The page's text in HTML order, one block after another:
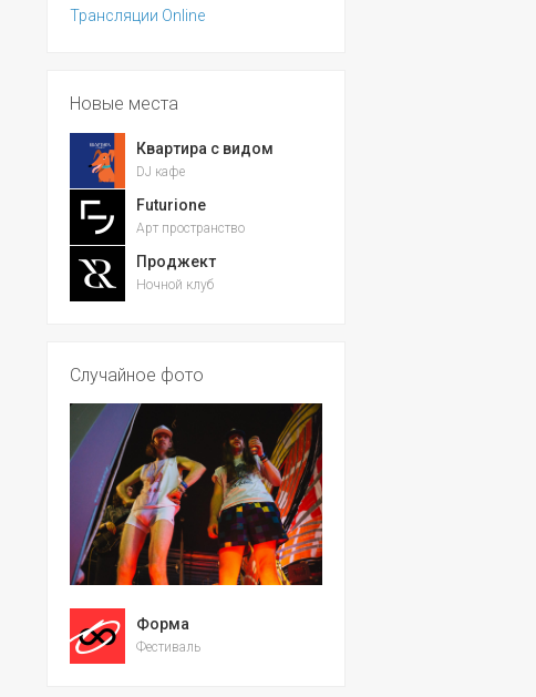
Трансляции Online
Новые места
Квартира с видом
DJ кафе
Futurione
Арт пространство
Проджект
Ночной клуб
Случайное фото
Форма
Фестиваль